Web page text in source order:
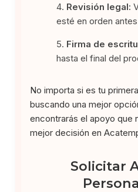
Revisión legal:
esté en orden
Firma de
hasta el final del
No importa si es tu
buscando una mejor
encontrarás el apoyo que
mejor decisión en
Solicitar